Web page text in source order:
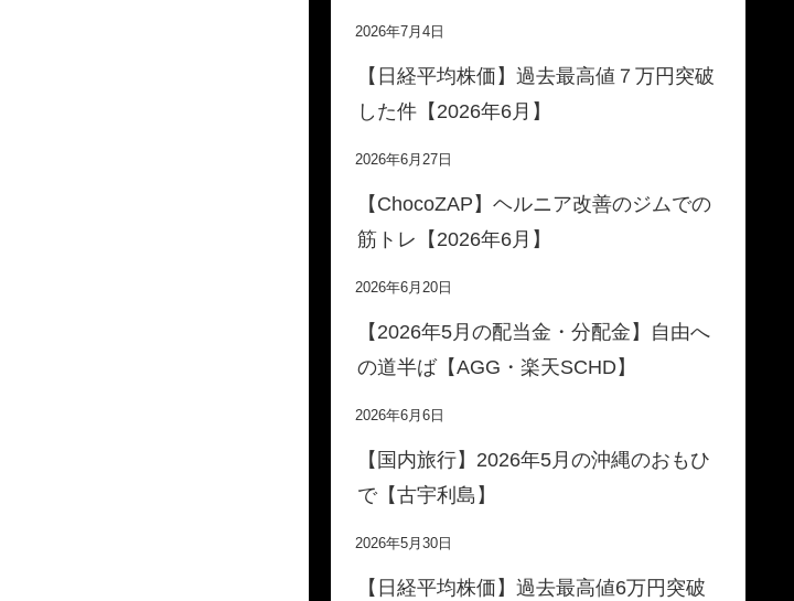
2026年7月4日
【日経平均株価】過去最高値７万円突破
した件【2026年6月】
2026年6月27日
【ChocoZAP】ヘルニア改善のジムでの
筋トレ【2026年6月】
2026年6月20日
【2026年5月の配当金・分配金】自由へ
の道半ば【AGG・楽天SCHD】
2026年6月6日
【国内旅行】2026年5月の沖縄のおもひ
で【古宇利島】
2026年5月30日
【日経平均株価】過去最高値6万円突破